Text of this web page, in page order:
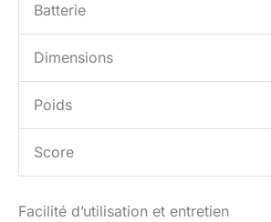
Batterie
Dimensions
Poids
Score
Facilité d’utilisation et entretien